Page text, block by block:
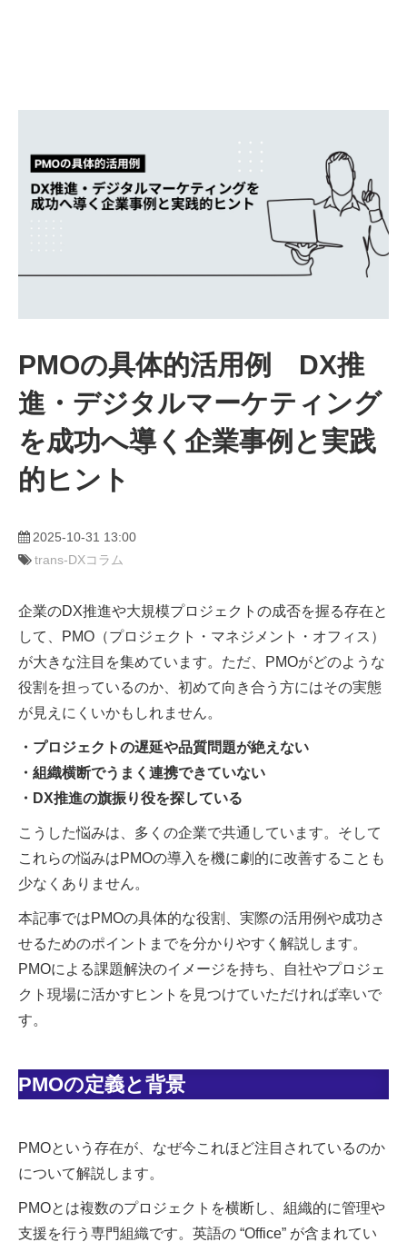
PMOの具体的活用例 DX推
進・デジタルマーケティング
を成功へ導く企業事例と実践
的ヒント
2025-10-31 13:00
trans-DXコラム
企業のDX推進や大規模プロジェクトの成否を握る存在と
して、PMO（プロジェクト・マネジメント・オフィス）
が大きな注目を集めています。ただ、PMOがどのような
役割を担っているのか、初めて向き合う方にはその実態
が見えにくいかもしれません。
・プロジェクトの遅延や品質問題が絶えない
・組織横断でうまく連携できていない
・DX推進の旗振り役を探している
こうした悩みは、多くの企業で共通しています。そして
これらの悩みはPMOの導入を機に劇的に改善することも
少なくありません。
本記事ではPMOの具体的な役割、実際の活用例や成功さ
せるためのポイントまでを分かりやすく解説します。
PMOによる課題解決のイメージを持ち、自社やプロジェ
クト現場に活かすヒントを見つけていただければ幸いで
す。
PMOの定義と背景
PMOという存在が、なぜ今これほど注目されているのか
について解説します。
PMOとは複数のプロジェクトを横断し、組織的に管理や
支援を行う専門組織です。英語の “Office” が含まれてい